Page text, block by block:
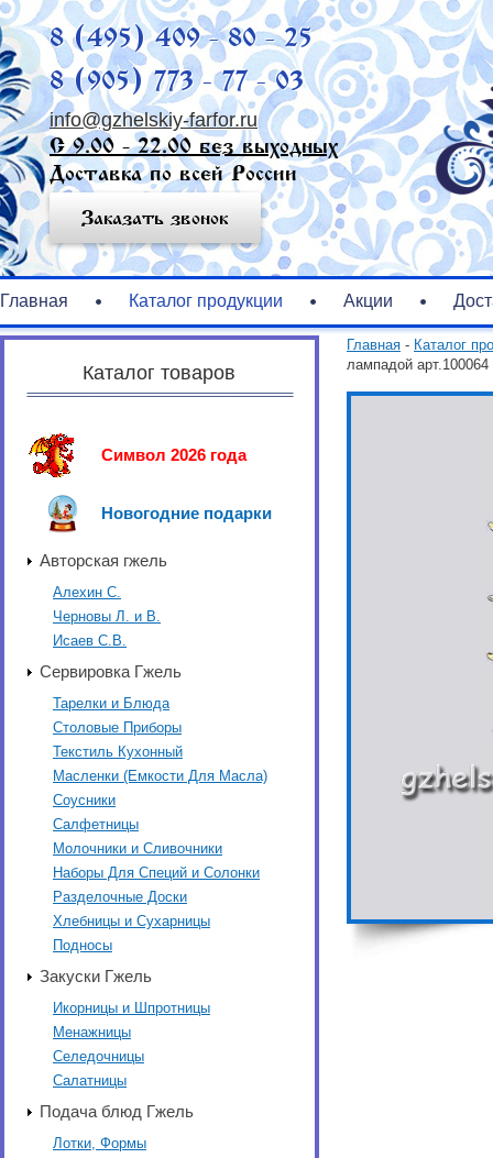
8 (495) 409 - 80 - 25
8 (905) 773 - 77 - 03
info@gzhelskiy-farfor.ru
С 9.00 - 22.00 без выходных
Доставка по всей России
Заказать звонок
Главная Каталог продукции Акции
Каталог товаров
Символ 2026 года
Новогодние подарки
Авторская гжель
Алехин С.
Черновы Л. и В.
Исаев С.В.
Сервировка Гжель
Тарелки и Блюда
Столовые Приборы
Текстиль Кухонный
Масленки (Емкости Для Масла)
Соусники
Салфетницы
Молочники и Сливочники
Наборы Для Специй и Солонки
Разделочные Доски
Хлебницы и Сухарницы
Подносы
Закуски Гжель
Икорницы и Шпротницы
Менажницы
Селедочницы
Салатницы
Подача блюд Гжель
Лотки, Формы
Главная - Каталог
лампадой арт.100064